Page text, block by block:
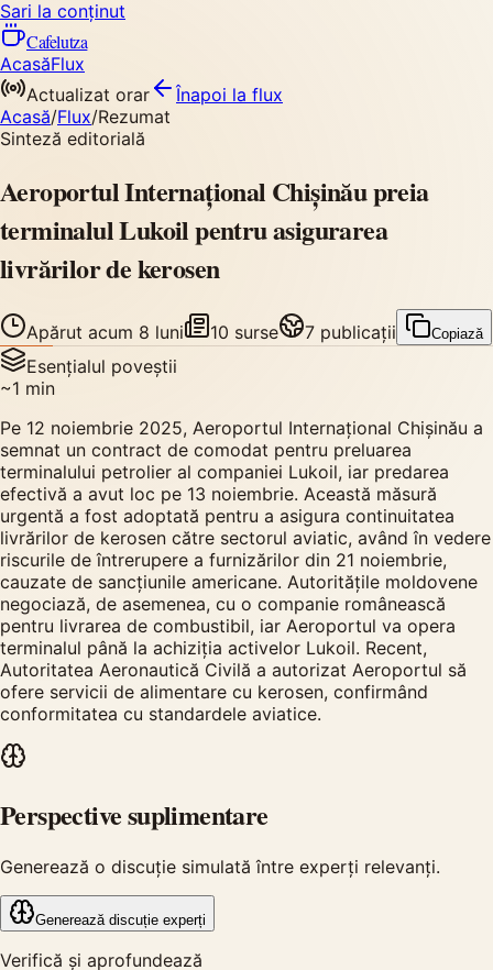
Sari la conținut
Cafelutza
AcasăFlux
Actualizat orar
Înapoi la flux
Acasă/Flux/Rezumat
Sinteză editorială
Aeroportul Internațional Chișinău preia
terminalul Lukoil pentru asigurarea
livrărilor de kerosen
Apărut acum 8 luni 10 surse 7 publicații Copiază
Esențialul poveștii
~1 min
Pe 12 noiembrie 2025, Aeroportul Internațional Chișinău a
semnat un contract de comodat pentru preluarea
terminalului petrolier al companiei Lukoil, iar predarea
efectivă a avut loc pe 13 noiembrie. Această măsură
urgentă a fost adoptată pentru a asigura continuitatea
livrărilor de kerosen către sectorul aviatic, având în vedere
riscurile de întrerupere a furnizărilor din 21 noiembrie,
cauzate de sancțiunile americane. Autoritățile moldovene
negociază, de asemenea, cu o companie românească
pentru livrarea de combustibil, iar Aeroportul va opera
terminalul până la achiziția activelor Lukoil. Recent,
Autoritatea Aeronautică Civilă a autorizat Aeroportul să
ofere servicii de alimentare cu kerosen, confirmând
conformitatea cu standardele aviatice.
Perspective suplimentare
Generează o discuție simulată între experți relevanți.
Generează discuție experți
Verifică și aprofundează